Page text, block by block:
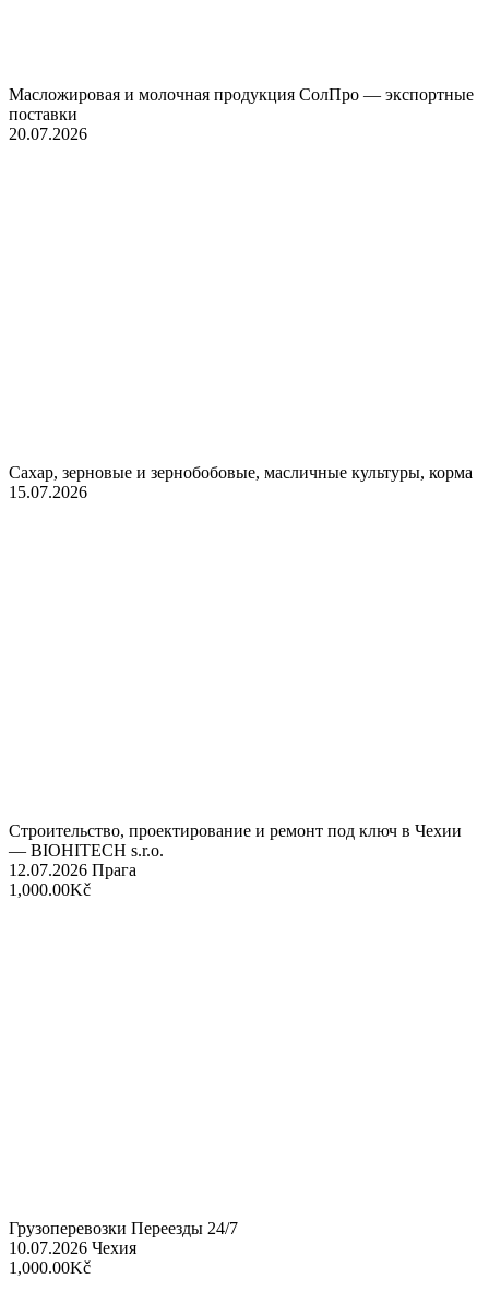
Масложировая и молочная продукция СолПро — экспортные
поставки
20.07.2026
Сахар, зерновые и зернобобовые, масличные культуры, корма
15.07.2026
Строительство, проектирование и ремонт под ключ в Чехии
— BIOHITECH s.r.o.
12.07.2026 Прага
1,000.00Kč
Грузоперевозки Переезды 24/7
10.07.2026 Чехия
1,000.00Kč